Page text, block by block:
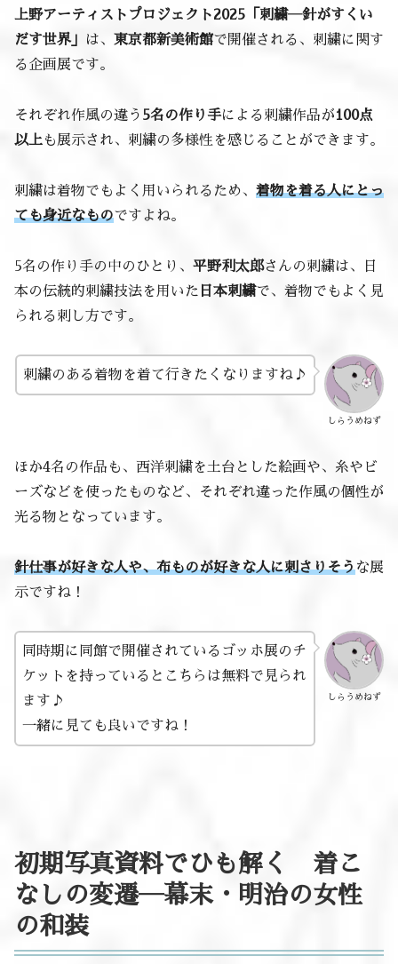
上野アーティストプロジェクト2025「刺繍―針がすくい
だす世界」
は、 東京都新美術館で開催される、刺繍に関す
る企画展です。
それぞれ作風の違う 5名の作り手による刺繍作品が100点
以上も展示され、刺繍の多様性を感じることができます。
刺繍は着物でもよく用いられるため、 着物を着る人にとっ
ても身近なものですよね。
5名の作り手の中のひとり、 平野利太郎さんの刺繍は、日
本の伝統的刺繍技法を用いた 日本刺繍で、着物でもよく見
られる刺し方です。
しらうめねず
刺繍のある着物を着て行きたくなりますね♪
ほか4名の作品も、西洋刺繍を土台とした絵画や、糸やビ
ーズなどを使ったものなど、それぞれ違った作風の個性が
光る物となっています。
針仕事が好きな人や、布ものが好きな人に刺さりそうな展
示ですね！
しらうめねず
同時期に同館で開催されているゴッホ展のチ
ケットを持っているとこちらは無料で見られ
ます♪
一緒に見ても良いですね！
初期写真資料でひも解く 着こ
なしの変遷―幕末・明治の女性
の和装